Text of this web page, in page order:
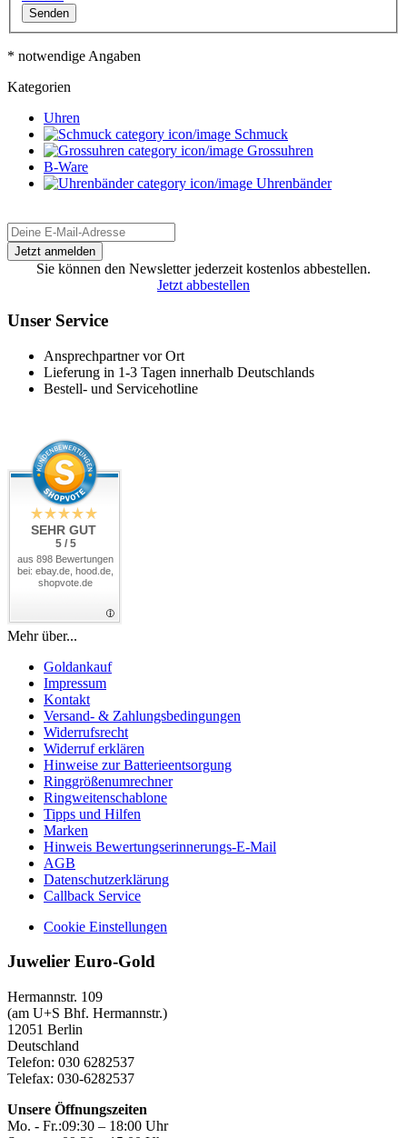
Senden
* notwendige Angaben
Kategorien
Uhren
Schmuck
Grossuhren
B-Ware
Uhrenbänder
Sie können den Newsletter jederzeit kostenlos abbestellen.
Jetzt abbestellen
Unser Service
Ansprechpartner vor Ort
Lieferung in 1-3 Tagen innerhalb Deutschlands
Bestell- und Servicehotline
SEHR GUT
5 / 5
aus 898 Bewertungen
bei: ebay.de, hood.de,
shopvote.de
Mehr über...
Goldankauf
Impressum
Kontakt
Versand- & Zahlungsbedingungen
Widerrufsrecht
Widerruf erklären
Hinweise zur Batterieentsorgung
Ringgrößenumrechner
Ringweitenschablone
Tipps und Hilfen
Marken
Hinweis Bewertungserinnerungs-E-Mail
AGB
Datenschutzerklärung
Callback Service
Cookie Einstellungen
Juwelier Euro-Gold
Hermannstr. 109
(am U+S Bhf. Hermannstr.)
12051 Berlin
Deutschland
Telefon: 030 6282537
Telefax: 030-6282537
Unsere Öffnungszeiten
Mo. - Fr.:09:30 – 18:00 Uhr